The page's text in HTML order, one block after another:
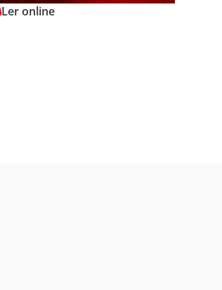
Ler online